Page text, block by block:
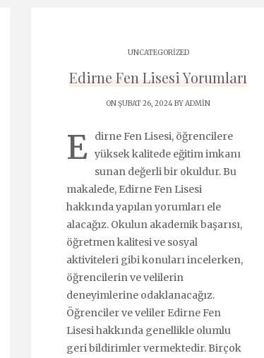
UNCATEGORIZED
Edirne Fen Lisesi Yorumları
ON ŞUBAT 26, 2024 BYADMIN
E
dirne Fen Lisesi, öğrencilere
yüksek kalitede eğitim imkanı
sunan değerli bir okuldur. Bu
makalede, Edirne Fen Lisesi
hakkında yapılan yorumları ele
alacağız. Okulun akademik başarısı,
öğretmen kalitesi ve sosyal
aktiviteleri gibi konuları incelerken,
öğrencilerin ve velilerin
deneyimlerine odaklanacağız.
Öğrenciler ve veliler Edirne Fen
Lisesi hakkında genellikle olumlu
geri bildirimler vermektedir. Birçok